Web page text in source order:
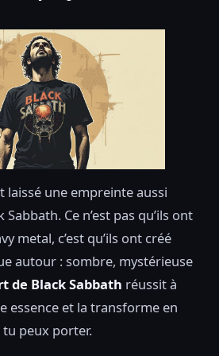
laissé une empreinte aussi
Ce n’est pas qu’ils ont
metal, c’est qu’ils ont créé
autour : sombre, mystérieuse
de Black Sabbath réussit à
essence et la transforme en
peux porter.